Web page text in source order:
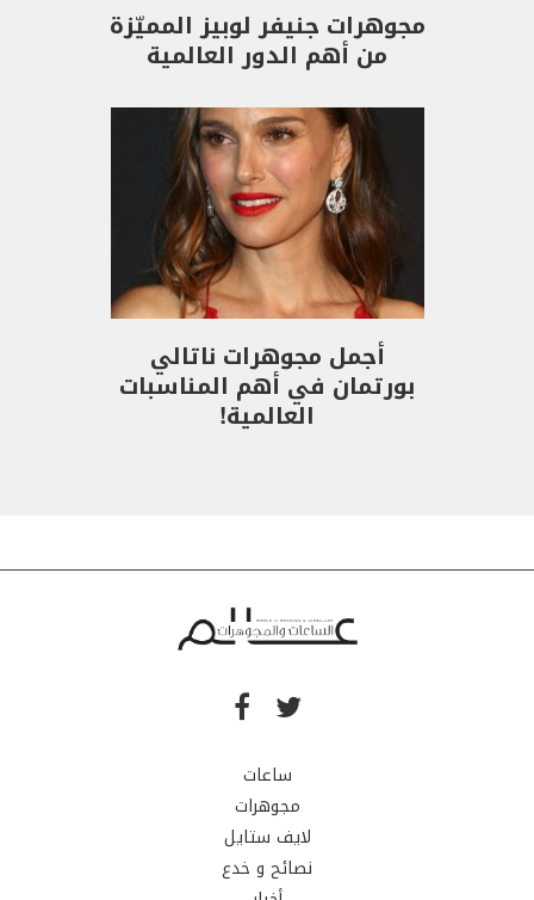
مجوهرات جنيفر لوبيز المميّزة
من أهم الدور العالمية
أجمل مجوهرات ناتالي
بورتمان في أهم المناسبات
العالمية!
ساعات
مجوهرات
لايف ستايل
نصائح و خدع